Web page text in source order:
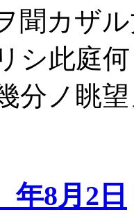
聞カザ
シ此庭
分ノ眺
年8月2日